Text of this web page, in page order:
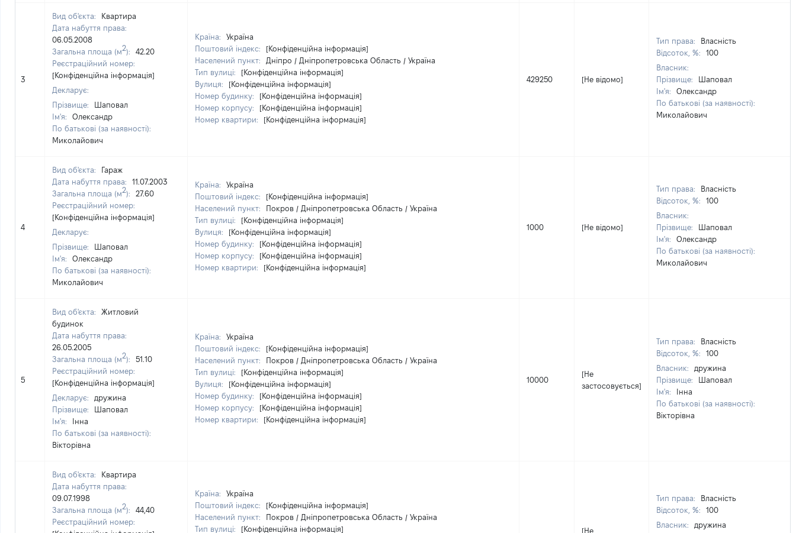
3
Вид об'єкта:
Квартира
Дата набуття права:
06.05.2008
Загальна площа (м2):
42.20
Реєстраційний номер:
[Конфіденційна інформація]
Декларує:
Прізвище:
Шаповал
Ім'я:
Олександр
По батькові (за наявності):
Миколайович
Країна:
Україна
Поштовий індекс:
[Конфіденційна інформація]
Населений пункт:
Дніпро / Дніпропетровська Область / Україна
Тип вулиці:
[Конфіденційна інформація]
Вулиця:
[Конфіденційна інформація]
Номер будинку:
[Конфіденційна інформація]
Номер корпусу:
[Конфіденційна інформація]
Номер квартири:
[Конфіденційна інформація]
429250 [Не відомо]
Тип права:
Власність
Відсоток, %:
100
Власник:
Прізвище:
Шаповал
Ім'я:
Олександр
По батькові (за наявності):
Миколайович
4
Вид об'єкта:
Гараж
Дата набуття права:
11.07.2003
Загальна площа (м2):
27.60
Реєстраційний номер:
[Конфіденційна інформація]
Декларує:
Прізвище:
Шаповал
Ім'я:
Олександр
По батькові (за наявності):
Миколайович
Країна:
Україна
Поштовий індекс:
[Конфіденційна інформація]
Населений пункт:
Покров / Дніпропетровська Область / Україна
Тип вулиці:
[Конфіденційна інформація]
Вулиця:
[Конфіденційна інформація]
Номер будинку:
[Конфіденційна інформація]
Номер корпусу:
[Конфіденційна інформація]
Номер квартири:
[Конфіденційна інформація]
1000 [Не відомо]
Тип права:
Власність
Відсоток, %:
100
Власник:
Прізвище:
Шаповал
Ім'я:
Олександр
По батькові (за наявності):
Миколайович
5
Вид об'єкта:
Житловий
будинок
Дата набуття права:
26.05.2005
Загальна площа (м2):
51.10
Реєстраційний номер:
[Конфіденційна інформація]
Декларує:
дружина
Прізвище:
Шаповал
Ім'я:
Інна
По батькові (за наявності):
Вікторівна
Країна:
Україна
Поштовий індекс:
[Конфіденційна інформація]
Населений пункт:
Покров / Дніпропетровська Область / Україна
Тип вулиці:
[Конфіденційна інформація]
Вулиця:
[Конфіденційна інформація]
Номер будинку:
[Конфіденційна інформація]
Номер корпусу:
[Конфіденційна інформація]
Номер квартири:
[Конфіденційна інформація]
10000
[Не
застосовується]
Тип права:
Власність
Відсоток, %:
100
Власник:
дружина
Прізвище:
Шаповал
Ім'я:
Інна
По батькові (за наявності):
Вікторівна
Вид об'єкта:
Квартира
Дата набуття права:
09.07.1998
Загальна площа (м2):
44,40
Реєстраційний номер:
Країна:
Україна
Поштовий індекс:
[Конфіденційна інформація]
Населений пункт:
Покров / Дніпропетровська Область / Україна
Тип вулиці:
[Конфіденційна інформація]
[Не
Тип права:
Власність
Відсоток, %:
100
Власник:
дружина